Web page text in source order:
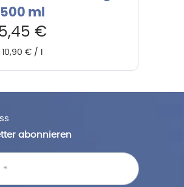
500 ml
5,45 €
10,90€ /
abonnieren